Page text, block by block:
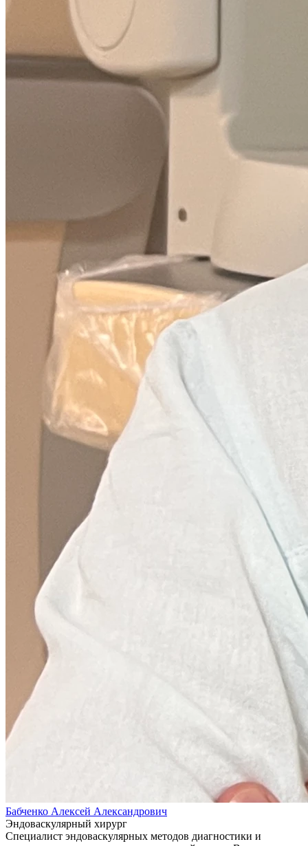
Бабченко Алексей Александрович
Эндоваскулярный хирург
Специалист эндоваскулярных методов диагностики и